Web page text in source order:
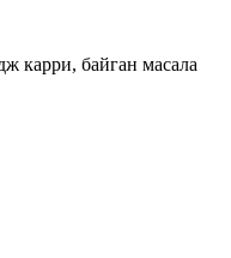
карри, байган масала